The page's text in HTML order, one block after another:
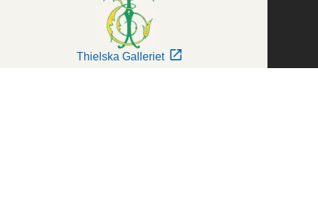
Thielska Galleriet